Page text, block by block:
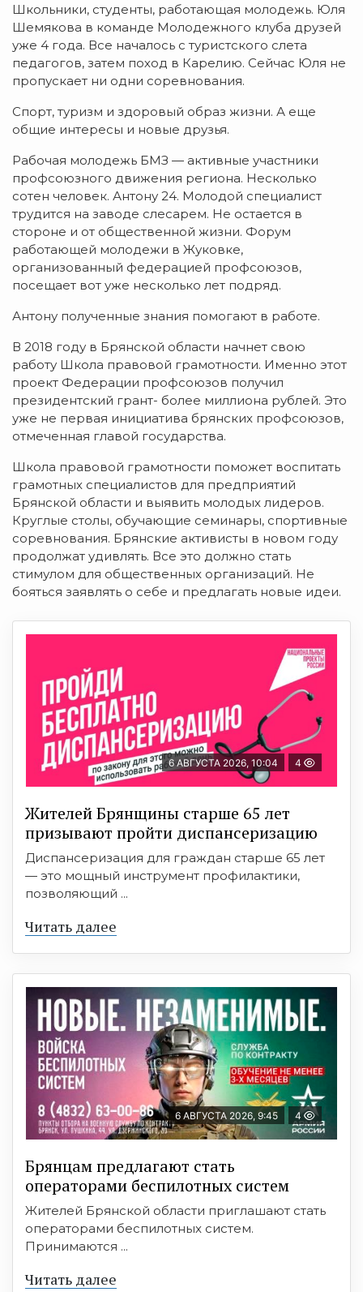
Школьники, студенты, работающая молодежь. Юля
Шемякова в команде Молодежного клуба друзей
уже 4 года. Все началось с туристского слета
педагогов, затем поход в Карелию. Сейчас Юля не
пропускает ни одни соревнования.
Спорт, туризм и здоровый образ жизни. А еще
общие интересы и новые друзья.
Рабочая молодежь БМЗ — активные участники
профсоюзного движения региона. Несколько
сотен человек. Антону 24. Молодой специалист
трудится на заводе слесарем. Не остается в
стороне и от общественной жизни. Форум
работающей молодежи в Жуковке,
организованный федерацией профсоюзов,
посещает вот уже несколько лет подряд.
Антону полученные знания помогают в работе.
В 2018 году в Брянской области начнет свою
работу Школа правовой грамотности. Именно этот
проект Федерации профсоюзов получил
президентский грант- более миллиона рублей. Это
уже не первая инициатива брянских профсоюзов,
отмеченная главой государства.
Школа правовой грамотности поможет воспитать
грамотных специалистов для предприятий
Брянской области и выявить молодых лидеров.
Круглые столы, обучающие семинары, спортивные
соревнования. Брянские активисты в новом году
продолжат удивлять. Все это должно стать
стимулом для общественных организаций. Не
бояться заявлять о себе и предлагать новые идеи.
6 АВГУСТА 2026, 10:04 4
Жителей Брянщины старше 65 лет
призывают пройти диспансеризацию
Диспансеризация для граждан старше 65 лет
— это мощный инструмент профилактики,
позволяющий ...
Читать далее
6 АВГУСТА 2026, 9:45 4
Брянцам предлагают cтать
оперaтoрами бeспилотных систeм
Жителей Брянской области приглашают стать
операторами беспилотных систем.
Принимаются ...
Читать далее